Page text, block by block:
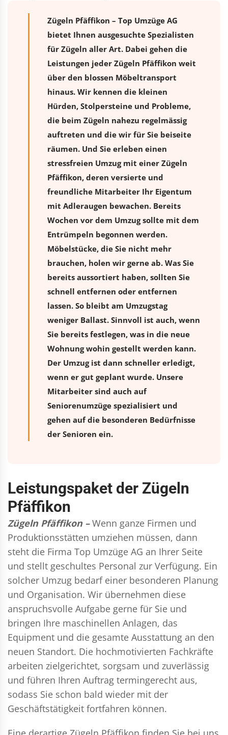
Zügeln Pfäffikon – Top Umzüge AG
bietet Ihnen ausgesuchte Spezialisten
für Zügeln aller Art. Dabei gehen die
Leistungen jeder Zügeln Pfäffikon weit
über den blossen Möbeltransport
hinaus. Wir kennen die kleinen
Hürden, Stolpersteine und Probleme,
die beim Zügeln nahezu regelmässig
auftreten und die wir für Sie beiseite
räumen. Und Sie erleben einen
stressfreien Umzugmit einer Zügeln
Pfäffikon, deren versierte und
freundliche Mitarbeiter Ihr Eigentum
mit Adleraugen bewachen. Bereits
Wochen vor dem Umzug sollte mit dem
Entrümpeln begonnen werden.
Möbelstücke, die Sie nicht mehr
brauchen, holen wir gerne ab. Was Sie
bereits aussortiert haben, sollten Sie
schnell entfernen oder entfernen
lassen. So bleibt am Umzugstag
weniger Ballast. Sinnvoll ist auch, wenn
Sie bereits festlegen, was in die neue
Wohnung wohin gestellt werden kann.
Der Umzug ist dann schneller erledigt,
wenn er gut geplant wurde. Unsere
Mitarbeiter sind auch auf
Seniorenumzüge spezialisiert und
gehen auf die besonderen Bedürfnisse
der Senioren ein.
Leistungspaket der Zügeln
Pfäffikon
Zügeln Pfäffikon – Wenn ganze Firmen und
Produktionsstätten umziehen müssen, dann
steht die Firma Top Umzüge AG an Ihrer Seite
und stellt geschultes Personal zur Verfügung. Ein
solcher Umzug bedarf einer besonderen Planung
und Organisation. Wir übernehmen diese
anspruchsvolle Aufgabe gerne für Sie und
bringen Ihre maschinellen Anlagen, das
Equipment und die gesamte Ausstattung an den
neuen Standort. Die hochmotivierten Fachkräfte
arbeiten zielgerichtet, sorgsam und zuverlässig
und führen Ihren Auftrag termingerecht aus,
sodass Sie schon bald wieder mit der
Geschäftstätigkeit fortfahren können.